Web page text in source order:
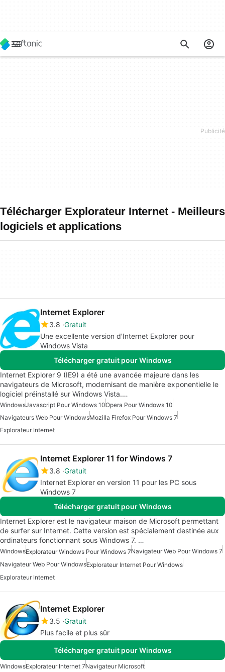
Télécharger Explorateur Internet - Meilleurs
logiciels et applications
Internet Explorer
3.8 Gratuit
Une excellente version d'Internet Explorer pour
Windows Vista
Télécharger gratuit pour Windows
Internet Explorer 9 (IE9) a été une avancée majeure dans les
navigateurs de Microsoft, modernisant de manière exponentielle le
logiciel préinstallé sur Windows Vista.…
WindowsJavascript Pour Windows 10Opera Pour Windows 10
Navigateurs Web Pour WindowsMozilla Firefox Pour Windows 7
Explorateur Internet
Internet Explorer 11 for Windows 7
3.8 Gratuit
Internet Explorer en version 11 pour les PC sous
Windows 7
Télécharger gratuit pour Windows
Internet Explorer est le navigateur maison de Microsoft permettant
de surfer sur Internet. Cette version est spécialement destinée aux
ordinateurs fonctionnant sous Windows 7. …
WindowsExplorateur Windows Pour Windows 7Navigateur Web Pour Windows 7
Navigateur Web Pour WindowsExplorateur Internet Pour Windows
Explorateur Internet
Internet Explorer
3.5 Gratuit
Plus facile et plus sûr
Télécharger gratuit pour Windows
WindowsExplorateur Internet 7Navigateur Microsoft